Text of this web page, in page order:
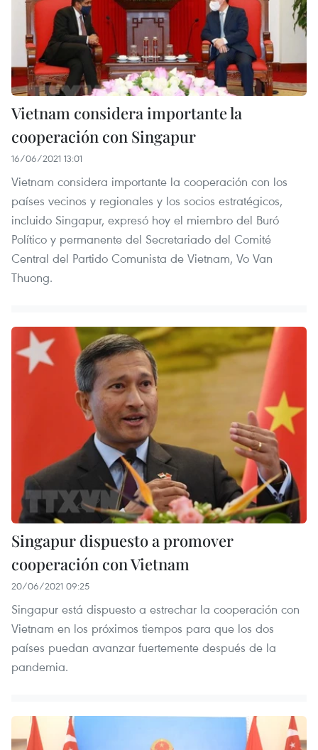
Vietnam considera importante la
cooperación con Singapur
16/06/2021 13:01
Vietnam considera importante la cooperación con los
países vecinos y regionales y los socios estratégicos,
incluido Singapur, expresó hoy el miembro del Buró
Político y permanente del Secretariado del Comité
Central del Partido Comunista de Vietnam, Vo Van
Thuong.
Singapur dispuesto a promover
cooperación con Vietnam
20/06/2021 09:25
Singapur está dispuesto a estrechar la cooperación con
Vietnam en los próximos tiempos para que los dos
países puedan avanzar fuertemente después de la
pandemia.